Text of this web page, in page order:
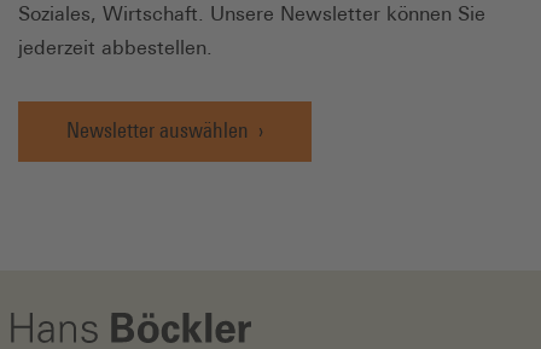
Soziales, Wirtschaft. Unsere Newsletter können Sie
jederzeit abbestellen.
Newsletter auswählen